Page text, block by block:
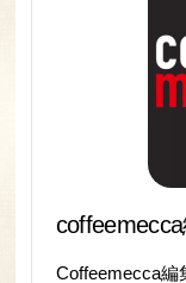
Coffeemecca編